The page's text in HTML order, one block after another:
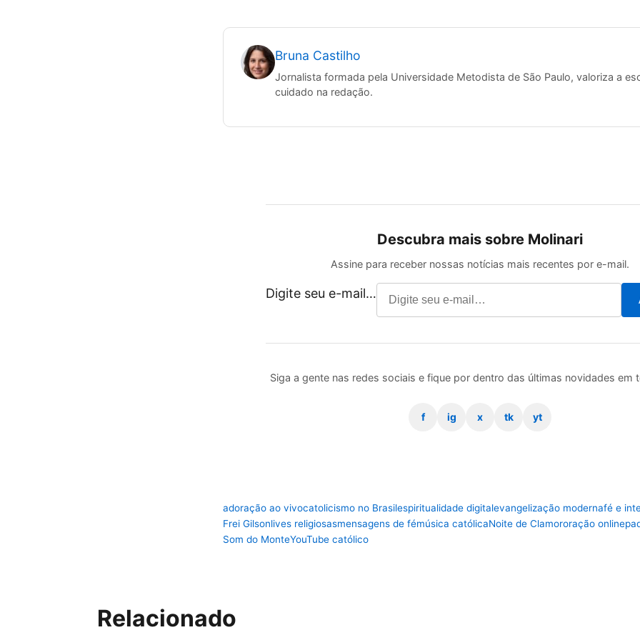
Bruna Castilho
Jornalista formada pela Universidade Metodista de São Paulo, valoriza a
cuidado na redação.
Descubra mais sobre Molinari
Assine para receber nossas notícias mais recentes por e-mail.
Digite seu e-mail…
Siga a gente nas redes sociais e fique por dentro das últimas novidades em
f ig x tk yt
adoração ao vivocatolicismo no Brasilespiritualidade digitalevangelização modernafé e
Frei Gilsonlives religiosasmensagens de fémúsica católicaNoite de Clamororação online
Som do MonteYouTube católico
Relacionado